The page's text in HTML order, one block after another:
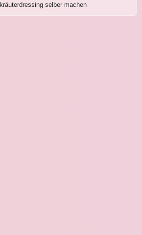
kräuterdressing selber machen